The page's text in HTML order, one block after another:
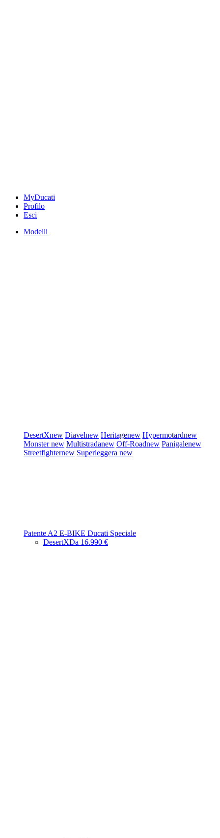
MyDucati
Profilo
Esci
Modelli
DesertXnew Diavelnew Heritagenew Hypermotardnew
Monsternew Multistradanew Off-Roadnew Panigalenew
Streetfighternew Superleggera new
Patente A2 E-BIKE Ducati Speciale
DesertXDa 16.990 €